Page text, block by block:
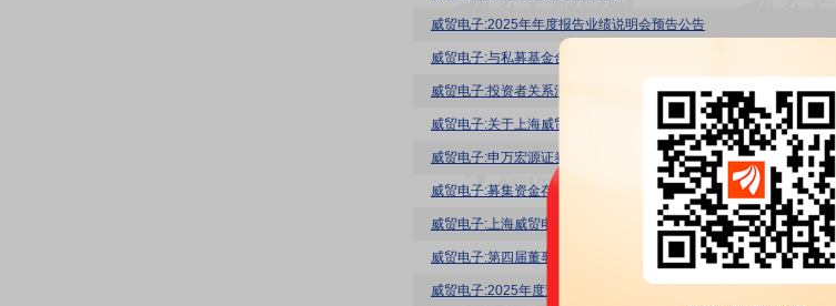
威贸电子:2025年年度报告业绩说明会预告公告
威贸电子:与私募基金合作投资的公告
威贸电子:投资者关系活动记录表
威贸电子:募集资金存放、管理与实际使用情况的专项报告
威贸电子:上海威贸电子股份有限公司内部控制审计报告
威贸电子:第四届董事会第十次会议决议公告
威贸电子:2025年度董事会工作报告